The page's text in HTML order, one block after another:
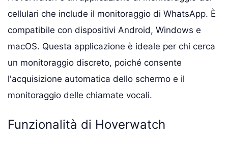
cellulari che include il monitoraggio di WhatsApp. È
compatibile con dispositivi Android, Windows e
macOS. Questa applicazione è ideale per chi cerca
un monitoraggio discreto, poiché consente
l'acquisizione automatica dello schermo e il
monitoraggio delle chiamate vocali.
Funzionalità di Hoverwatch